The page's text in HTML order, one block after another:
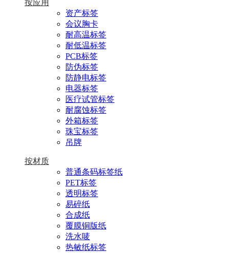
按应用
资产标签
会议胸卡
耐高温标签
耐低温标签
PCB标签
防伪标签
防静电标签
电器标签
医疗试管标签
耐腐蚀标签
外箱标签
珠宝标签
吊牌
按材质
普通条码标签纸
PET标签
透明标签
易碎纸
合成纸
覆膜铜版纸
洗水唛
热敏纸标签